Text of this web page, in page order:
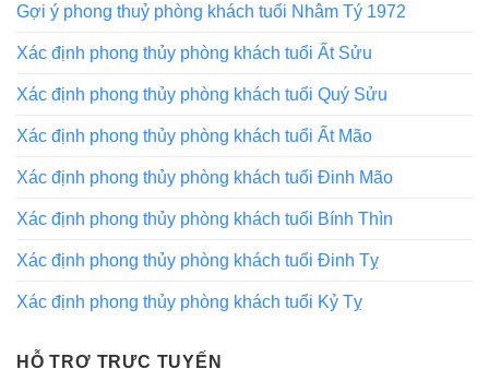
Gợi ý phong thuỷ phòng khách tuổi Nhâm Tý 1972
Xác định phong thủy phòng khách tuổi Ất Sửu
Xác định phong thủy phòng khách tuổi Quý Sửu
Xác định phong thủy phòng khách tuổi Ất Mão
Xác định phong thủy phòng khách tuổi Đinh Mão
Xác định phong thủy phòng khách tuổi Bính Thìn
Xác định phong thủy phòng khách tuổi Đinh Tỵ
Xác định phong thủy phòng khách tuổi Kỷ Tỵ
HỖ TRỢ TRỰC TUYẾN